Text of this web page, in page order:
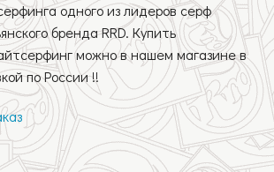
одного из лидеров серф
бренда RRD. Купить
можно в нашем магазине в
по России !!